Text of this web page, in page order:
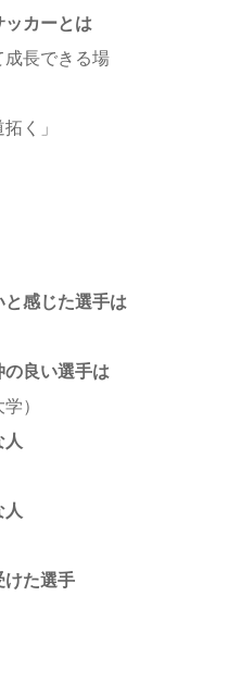
ッカーとは
長できる場
く」
感じた選手は
良い選手は
）
人
人
けた選手